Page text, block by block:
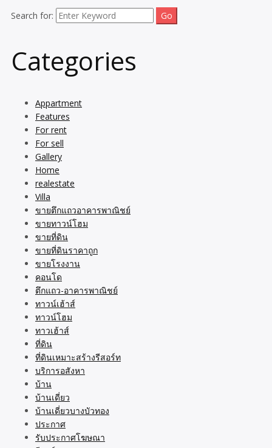
Search for:
Categories
Appartment
Features
For rent
For sell
Gallery
Home
realestate
Villa
ขายตึกแถวอาคารพาณิชย์
ขายทาวน์โฮม
ขายที่ดิน
ขายที่ดินราคาถูก
ขายโรงงาน
คอนโด
ตึกแถว-อาคารพาณิชย์
ทาวน์เฮ้าส์
ทาวน์โฮม
ทาวเฮ้าส์
ที่ดิน
ที่ดินเหมาะสร้างรีสอร์ท
บริการอสังหา
บ้าน
บ้านเดี่ยว
บ้านเดี่ยวบางบัวทอง
ประกาศ
รับประกาศโฆษณา